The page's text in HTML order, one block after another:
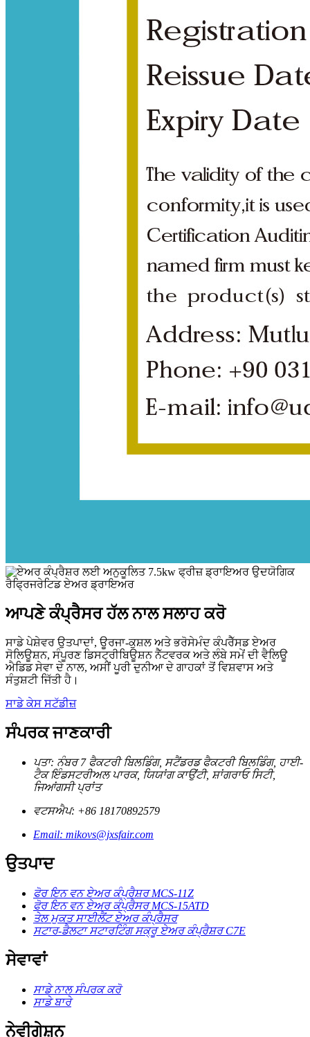
ਆਪਣੇ ਕੰਪ੍ਰੈਸਰ ਹੱਲ ਨਾਲ ਸਲਾਹ ਕਰੋ
ਸਾਡੇ ਪੇਸ਼ੇਵਰ ਉਤਪਾਦਾਂ, ਊਰਜਾ-ਕੁਸ਼ਲ ਅਤੇ ਭਰੋਸੇਮੰਦ ਕੰਪਰੈੱਸਡ ਏਅਰ
ਸੋਲਿਊਸ਼ਨ, ਸੰਪੂਰਣ ਡਿਸਟ੍ਰੀਬਿਊਸ਼ਨ ਨੈੱਟਵਰਕ ਅਤੇ ਲੰਬੇ ਸਮੇਂ ਦੀ ਵੈਲਿਊ
ਐਡਿਡ ਸੇਵਾ ਦੇ ਨਾਲ, ਅਸੀਂ ਪੂਰੀ ਦੁਨੀਆ ਦੇ ਗਾਹਕਾਂ ਤੋਂ ਵਿਸ਼ਵਾਸ ਅਤੇ
ਸੰਤੁਸ਼ਟੀ ਜਿੱਤੀ ਹੈ।
ਸਾਡੇ ਕੇਸ ਸਟੱਡੀਜ਼
ਸੰਪਰਕ ਜਾਣਕਾਰੀ
ਪਤਾ: ਨੰਬਰ 7 ਫੈਕਟਰੀ ਬਿਲਡਿੰਗ, ਸਟੈਂਡਰਡ ਫੈਕਟਰੀ ਬਿਲਡਿੰਗ, ਹਾਈ-
ਟੈਕ ਇੰਡਸਟਰੀਅਲ ਪਾਰਕ, ​​ਯਿਯਾਂਗ ਕਾਉਂਟੀ, ਸ਼ਾਂਗਰਾਓ ਸਿਟੀ,
ਜਿਆਂਗਸੀ ਪ੍ਰਾਂਤ
ਵਟਸਐਪ: +86 18170892579
Email: mikovs@jxsfair.com
ਉਤਪਾਦ
ਫੋਰ ਇਨ ਵਨ ਏਅਰ ਕੰਪ੍ਰੈਸ਼ਰ MCS-11Z
ਫੋਰ ਇਨ ਵਨ ਏਅਰ ਕੰਪ੍ਰੈਸਰ MCS-15ATD
ਤੇਲ ਮੁਕਤ ਸਾਈਲੈਂਟ ਏਅਰ ਕੰਪ੍ਰੈਸਰ
ਸਟਾਰ-ਡੈਲਟਾ ਸਟਾਰਟਿੰਗ ਸਕ੍ਰੂ ਏਅਰ ਕੰਪ੍ਰੈਸ਼ਰ C7E
ਸੇਵਾਵਾਂ
ਸਾਡੇ ਨਾਲ ਸੰਪਰਕ ਕਰੋ
ਸਾਡੇ ਬਾਰੇ
ਨੇਵੀਗੇਸ਼ਨ